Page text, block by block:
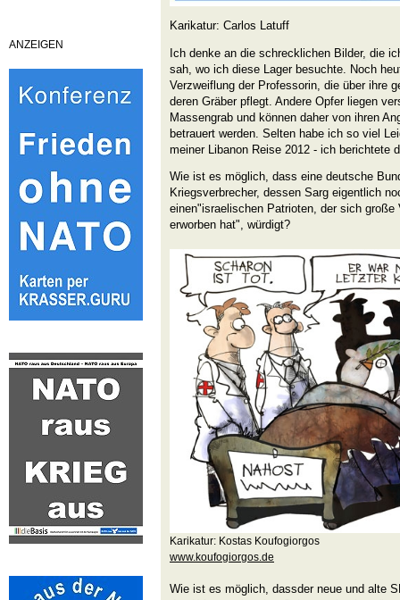
ANZEIGEN
Karikatur: Carlos Latuff
Ich denke an die schrecklichen Bilder, die
sah, wo ich diese Lager besuchte. Noch
Verzweiflung der Professorin, die über ihre
deren Gräber pflegt. Andere Opfer liegen
Massengrab und können daher von ihren
betrauert werden. Selten habe ich so viel
meiner Libanon Reise 2012 - ich berichtete
Wie ist es möglich, dass eine deutsche
Kriegsverbrecher, dessen Sarg eigentlich
einen"israelischen Patrioten, der sich große
erworben hat", würdigt?
Karikatur: Kostas Koufogiorgos
www.koufogiorgos.de
Wie ist es möglich, dassder neue und alte